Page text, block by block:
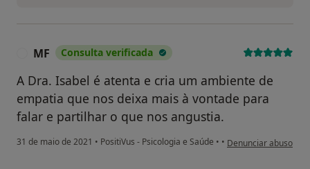
MF Consulta verificada
A Dra. Isabel é atenta e cria um ambiente de
empatia que nos deixa mais à vontade para
falar e partilhar o que nos angustia.
31 de maio de 2021 • PositiVus - Psicologia e Saúde • • na opinião do
Denunciar abuso